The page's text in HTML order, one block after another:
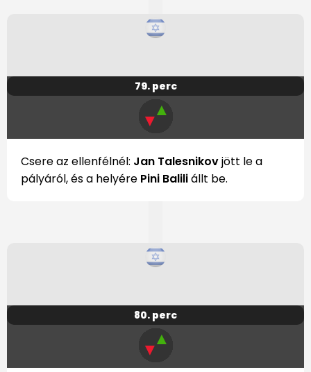
79. perc
▼▲
Csere az ellenfélnél: Jan Talesnikovjött le a
pályáról, és a helyére Pini Baliliállt be.
80. perc
▼▲